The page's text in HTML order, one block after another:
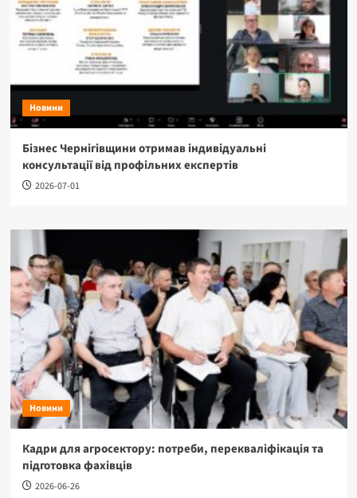
Новини
Бізнес Чернігівщини отримав індивідуальні
консультації від профільних експертів
2026-07-01
Новини
Кадри для агросектору: потреби, перекваліфікація та
підготовка фахівців
2026-06-26